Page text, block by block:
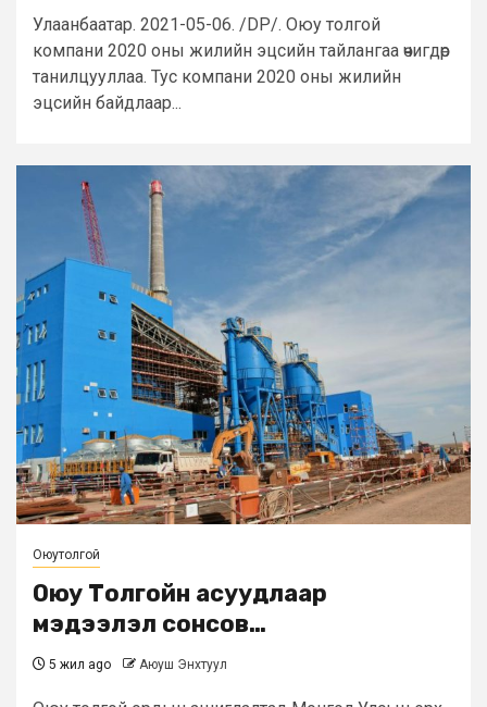
Улаанбаатар. 2021-05-06. /DP/. Оюу толгой
компани 2020 оны жилийн эцсийн тайлангаа өчигдөр
танилцууллаа. Тус компани 2020 оны жилийн
эцсийн байдлаар...
Оюутолгой
Оюу Толгойн асуудлаар
мэдээлэл сонсов…
5 жил ago Аюуш Энхтуул